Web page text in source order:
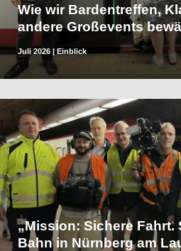
Wie wir Bardentreffen,
andere Großevents
Juli 2026 | Einblick
„Mission: Sichere Fahrt.
Bahn in Nürnberg am